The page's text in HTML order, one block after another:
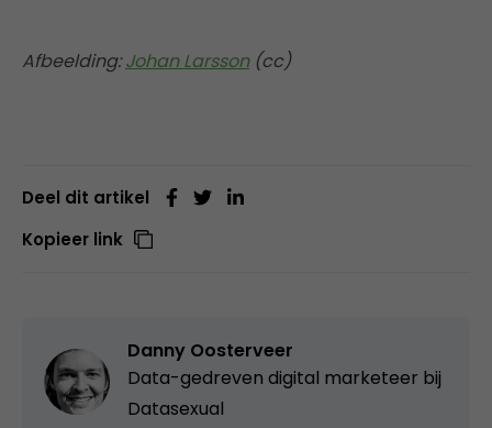
Afbeelding:Johan Larsson(cc)
Deel dit artikel
Kopieer link
Danny Oosterveer
Data-gedreven digital marketeer bij
Datasexual